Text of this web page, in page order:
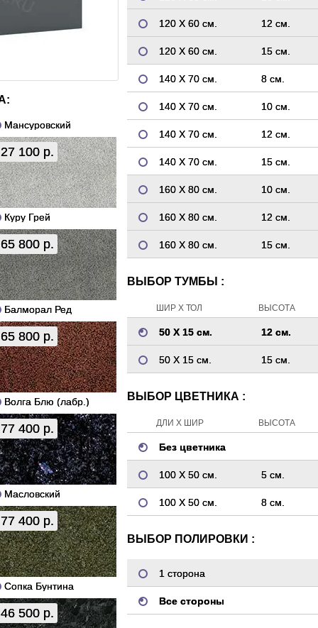
Мансуровский
27 100 р.
Куру Грей
65 800 р.
Балморал Ред
65 800 р.
Волга Блю (лабр.)
77 400 р.
Масловский
77 400 р.
Сопка Бунтина
46 500 р.
120 Х 60 см. 12 см.
120 Х 60 см. 15 см.
140 Х 70 см. 8 см.
140 Х 70 см. 10 см.
140 Х 70 см. 12 см.
140 Х 70 см. 15 см.
160 Х 80 см. 10 см.
160 Х 80 см. 12 см.
160 Х 80 см. 15 см.
ВЫБОР ТУМБЫ :
ШИР Х ТОЛ ВЫСОТА
50 Х 15 см. 12 см.
50 Х 15 см. 15 см.
ВЫБОР ЦВЕТНИКА :
ДЛИ Х ШИР ВЫСОТА
Без цветника
100 Х 50 см. 5 см.
100 Х 50 см. 8 см.
ВЫБОР ПОЛИРОВКИ :
1 сторона
Все стороны